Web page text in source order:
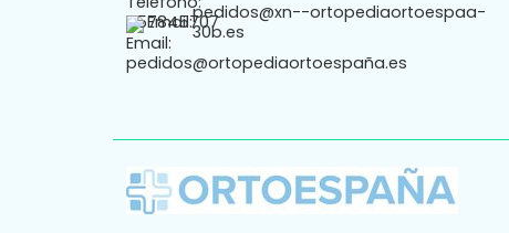
Email:pedidos@xn--ortopediaortoespaa-
30b.es